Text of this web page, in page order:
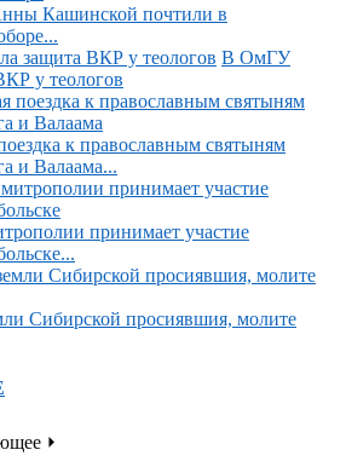
Кашинской почтили в
В ОмГУ
у теологов
к православным святыням
и Валаама...
принимает участие
Сибирской просиявшия, молите
⏵